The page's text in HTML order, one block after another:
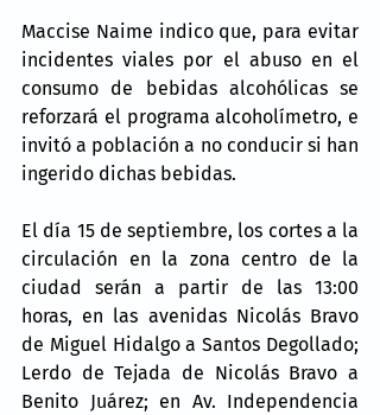
Maccise Naime indico que, para evitar
incidentes viales por el abuso en el
consumo de bebidas alcohólicas se
reforzará el programa alcoholímetro, e
invitó a población a no conducir si han
ingerido dichas bebidas.
El día 15 de septiembre, los cortes a la
circulación en la zona centro de la
ciudad serán a partir de las 13:00
horas, en las avenidas Nicolás Bravo
de Miguel Hidalgo a Santos Degollado;
Lerdo de Tejada de Nicolás Bravo a
Benito Juárez; en Av. Independencia